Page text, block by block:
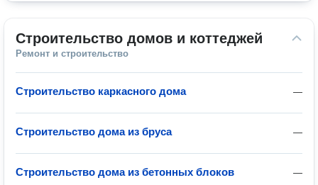
Строительство домов и коттеджей
Ремонт и строительство
—
Строительство каркасного дома
—
Строительство дома из бруса
—
Строительство дома из бетонных блоков